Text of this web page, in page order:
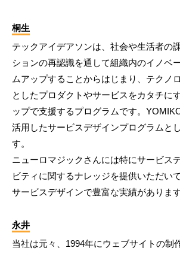
桐生
テックアイデアソンは、社会や生活者の
ションの再認識を通して組織内のイノベ
ムアップすることからはじまり、テクノ
としたプロダクトやサービスをカタチに
ップで支援するプログラムです。
活用したサービスデザインプログラムと
す。
ニューロマジックさんには特にサービス
ビティに関するナレッジを提供いただい
サービスデザインで豊富な実績があります
永井
当社は元々、1994年にウェブサイトの制